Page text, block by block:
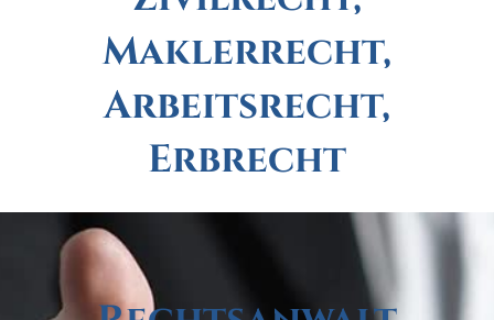
Maklerrecht,
Arbeitsrecht,
Erbrecht